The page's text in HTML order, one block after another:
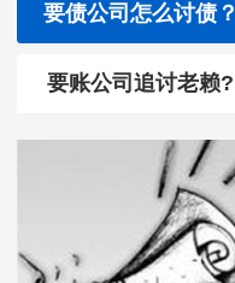
要债公司怎么讨债？
要账公司追讨老赖?